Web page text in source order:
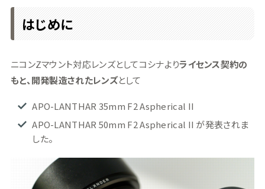
はじめに
ニコンZマウント対応レンズとしてコシナよりライセンス契約の
もと、開発製造されたレンズとして
APO-LANTHAR 35mm F2 Aspherical II
APO-LANTHAR 50mm F2 Aspherical II が発表されま
した。